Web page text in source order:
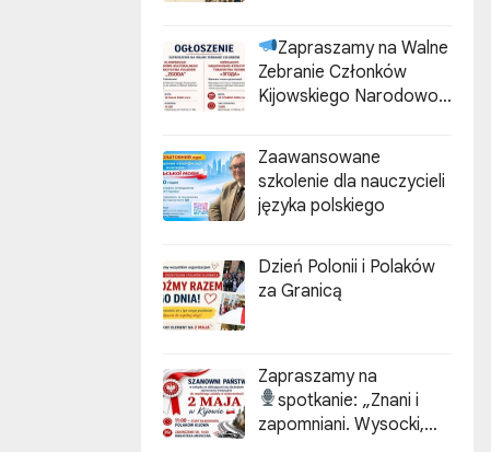
Zapraszamy na Walne
Zebranie Członków
Kijowskiego Narodowo-
Stowarzyszenia Polaków
„ZGODA”
Zaawansowane
szkolenie dla nauczycieli
języka polskiego
Dzień Polonii i Polaków
za Granicą
Zapraszamy na
spotkanie: „Znani i
zapomniani. Wysocki,